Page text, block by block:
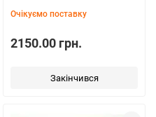
Очікуємо поставку
2150.00 грн.
Закінчився